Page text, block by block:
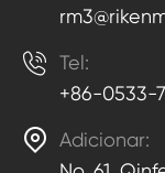
 Tel:
+86-0533-
 Adicionar: